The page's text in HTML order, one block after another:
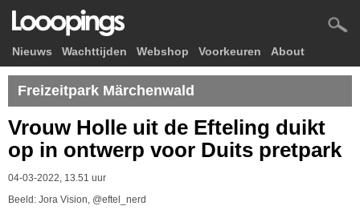
Nieuws Wachttijden Webshop Voorkeuren About
Freizeitpark Märchenwald
Vrouw Holle uit de Efteling duikt
op in ontwerp voor Duits pretpark
04-03-2022, 13.51 uur
Beeld: Jora Vision, @eftel_nerd